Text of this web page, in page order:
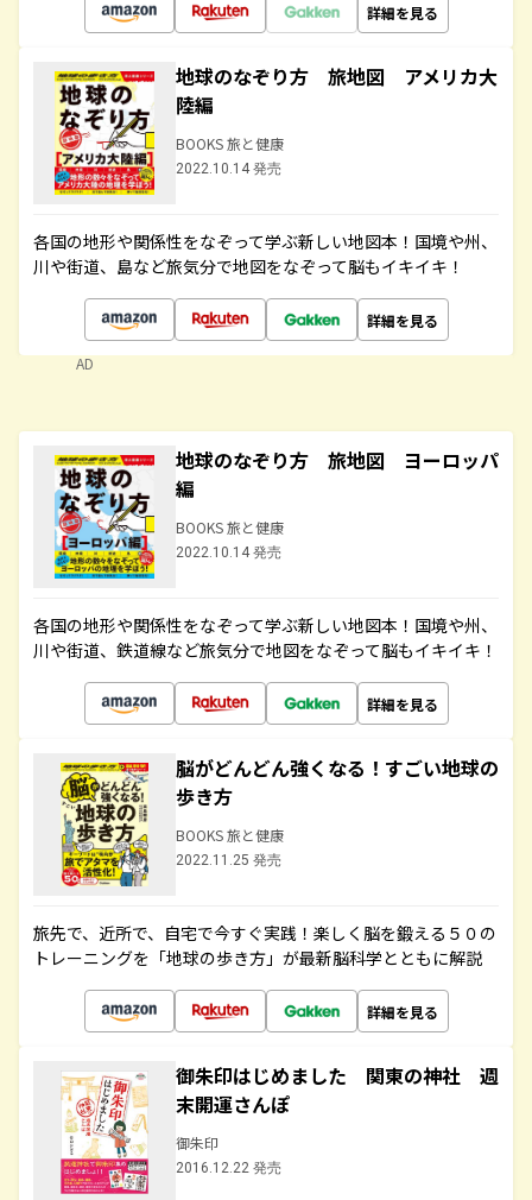
詳細を見る
地球のなぞり方 旅地図 アメリカ大
陸編
BOOKS 旅と健康
2022.10.14 発売
各国の地形や関係性をなぞって学ぶ新しい地図本！国境や州、
川や街道、島など旅気分で地図をなぞって脳もイキイキ！
詳細を見る
AD
地球のなぞり方 旅地図 ヨーロッパ
編
BOOKS 旅と健康
2022.10.14 発売
各国の地形や関係性をなぞって学ぶ新しい地図本！国境や州、
川や街道、鉄道線など旅気分で地図をなぞって脳もイキイキ！
詳細を見る
脳がどんどん強くなる！すごい地球の
歩き方
BOOKS 旅と健康
2022.11.25 発売
旅先で、近所で、自宅で今すぐ実践！楽しく脳を鍛える５０の
トレーニングを「地球の歩き方」が最新脳科学とともに解説
詳細を見る
御朱印はじめました 関東の神社 週
末開運さんぽ
御朱印
2016.12.22 発売